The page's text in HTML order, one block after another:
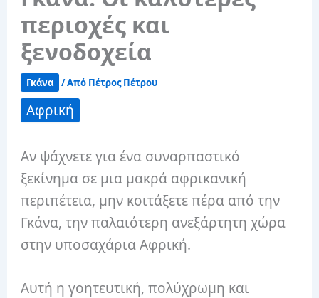
περιοχές και
ξενοδοχεία
Γκάνα / Από Πέτρος Πέτρου
Αφρική
Αν ψάχνετε για ένα συναρπαστικό
ξεκίνημα σε μια μακρά αφρικανική
περιπέτεια, μην κοιτάξετε πέρα ​​από την
Γκάνα, την παλαιότερη ανεξάρτητη χώρα
στην υποσαχάρια Αφρική.
Αυτή η γοητευτική, πολύχρωμη και